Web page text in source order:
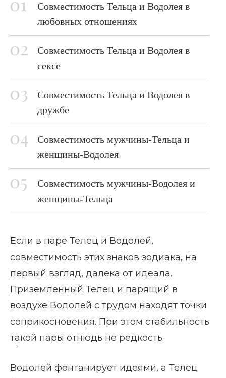
Главная страница
Блог
Совместимость Тельца и Водолея в
любовных отношениях
Совместимость Тельца и Водолея в
сексе
Совместимость Тельца и Водолея в
дружбе
Совместимость мужчины-Тельца и
женщины-Водолея
Совместимость мужчины-Водолея и
женщины-Тельца
Если в паре Телец и Водолей,
совместимость этих знаков зодиака, на
первый взгляд, далека от идеала.
Приземленный Телец и парящий в
воздухе Водолей с трудом находят точки
соприкосновения. При этом стабильность
такой пары отнюдь не редкость.
Водолей фонтанирует идеями, а Телец